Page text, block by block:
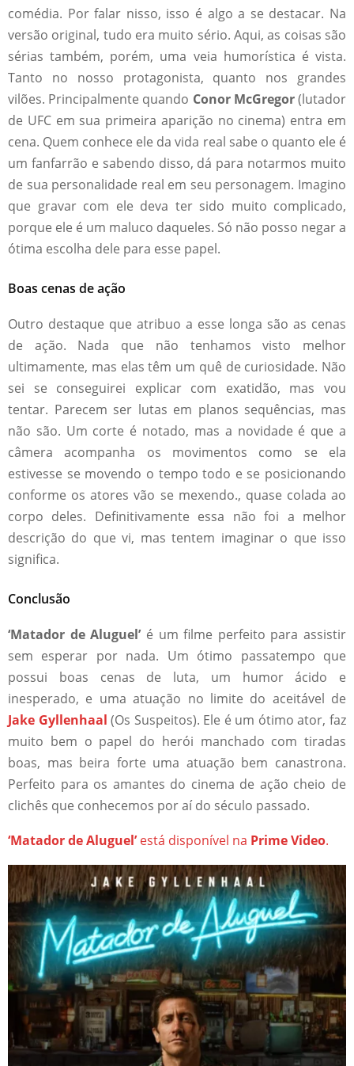
comédia. Por falar nisso, isso é algo a se destacar. Na
versão original, tudo era muito sério. Aqui, as coisas são
sérias também, porém, uma veia humorística é vista.
Tanto no nosso protagonista, quanto nos grandes
vilões. Principalmente quando Conor McGregor(lutador
de UFC em sua primeira aparição no cinema) entra em
cena. Quem conhece ele da vida real sabe o quanto ele é
um fanfarrão e sabendo disso, dá para notarmos muito
de sua personalidade real em seu personagem. Imagino
que gravar com ele deva ter sido muito complicado,
porque ele é um maluco daqueles. Só não posso negar a
ótima escolha dele para esse papel.
Boas cenas de ação
Outro destaque que atribuo a esse longa são as cenas
de ação. Nada que não tenhamos visto melhor
ultimamente, mas elas têm um quê de curiosidade. Não
sei se conseguirei explicar com exatidão, mas vou
tentar. Parecem ser lutas em planos sequências, mas
não são. Um corte é notado, mas a novidade é que a
câmera acompanha os movimentos como se ela
estivesse se movendo o tempo todo e se posicionando
conforme os atores vão se mexendo., quase colada ao
corpo deles. Definitivamente essa não foi a melhor
descrição do que vi, mas tentem imaginar o que isso
significa.
Conclusão
‘Matador de Aluguel’é um filme perfeito para assistir
sem esperar por nada. Um ótimo passatempo que
possui boas cenas de luta, um humor ácido e
inesperado, e uma atuação no limite do aceitável de
Jake Gyllenhaal (Os Suspeitos). Ele é um ótimo ator, faz
muito bem o papel do herói manchado com tiradas
boas, mas beira forte uma atuação bem canastrona.
Perfeito para os amantes do cinema de ação cheio de
clichês que conhecemos por aí do século passado.
‘Matador de Aluguel’está disponível na Prime Video.